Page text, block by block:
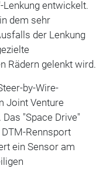
entwickelt.
dem sehr
der Lenkung
Rädern gelenkt wird.
by-Wire-
Joint Venture
"Space Drive"
Rennsport
ein Sensor am